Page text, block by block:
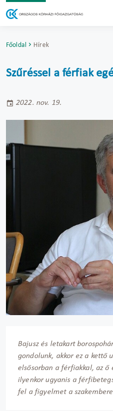
Főoldal Hírek
Szűréssel a férfiak
2022. nov. 19.
Bajusz és letakart
gondolunk, akkor ez a kettő
elsősorban a férfiakkal, az ő
ilyenkor ugyanis a
fel a figyelmet a